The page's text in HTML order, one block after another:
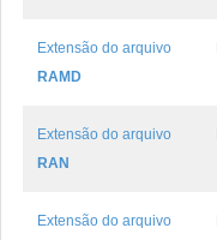
Extensão do arquivo
RAMD
Extensão do arquivo
RAN
Extensão do arquivo